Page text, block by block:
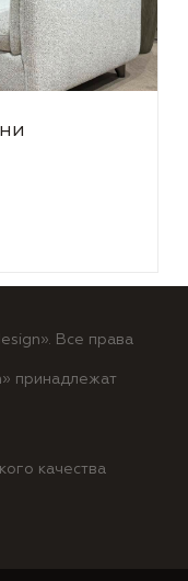
Все права
принадлежат
качества